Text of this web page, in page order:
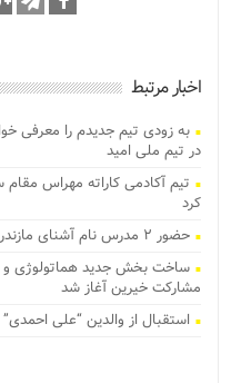
اخبار مرتبط
به زودی تیم جدیدم را معرفی
در تیم ملی امید
تیم آکادمی کاراته مهراس
کرد
حضور ۲ مدرس نام آشنای مازندرانی در کشور عراق
ساخت بخش جدید هماتولوژی و
مشارکت خیرین آغاز شد
استقبال از والدین “علی